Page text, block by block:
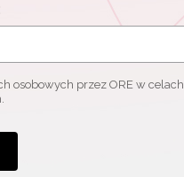
osobowych przez ORE w celach